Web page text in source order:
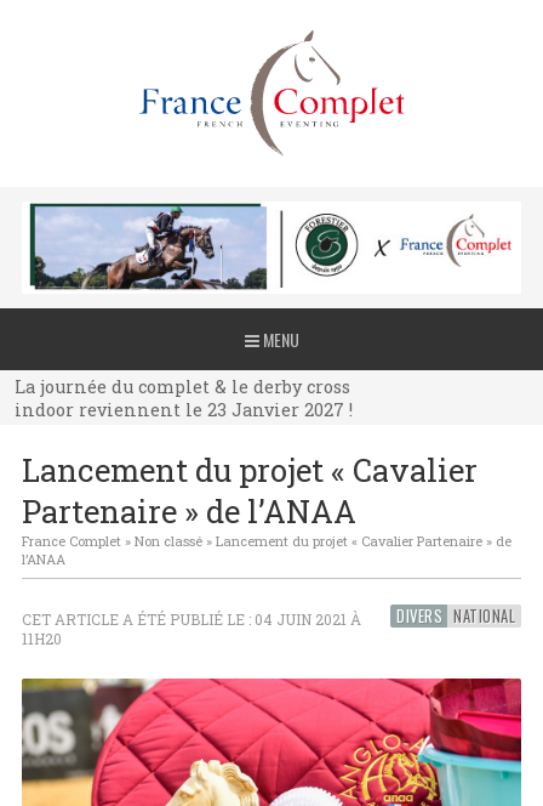
MENU
La journée du complet & le derby cross
indoor reviennent le 23 Janvier 2027 !
La journée du complet & le derby cross
indoor reviennent le 23 Janvier 2027 !
indoor reviennent le 23 Janvier 2027 !
Lancement du projet « Cavalier
Partenaire » de l’ANAA
France Complet» Non classé» Lancement du projet « Cavalier Partenaire » de
l’ANAA
DIVERS NATIONAL
CET ARTICLE A ÉTÉ PUBLIÉ LE : 04 JUIN 2021 À
11H20